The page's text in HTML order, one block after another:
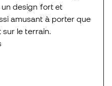
design fort et
amusant à porter que
sur le terrain.